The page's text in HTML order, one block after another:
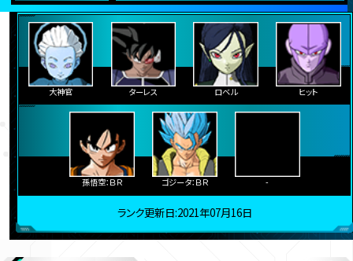
大神官 ターレス ロベル ヒット
孫悟空：ＢＲ ゴジータ：ＢＲ -
ランク更新日:2021年07月16日